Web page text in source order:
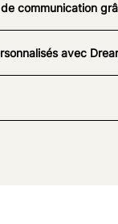
communication
avec